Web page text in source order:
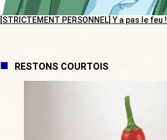
[STRICTEMENT PERSONNEL] Y a pas le feu !
RESTONS COURTOIS